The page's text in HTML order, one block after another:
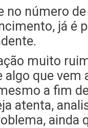
no número
já é
muito
algo que
a fim
atenta,
ainda